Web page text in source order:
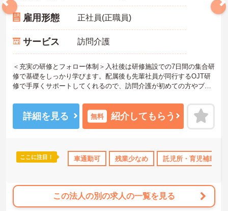
ンクOK 資格取得サポート 研修制度あり 産休･育休･介護休暇
雇用形態 正社員(正職員)
サービス 訪問介護
＜充実の研修とフォロー体制＞入社後は研修施設での7日間の集合研
修で基礎をしっかり学びます。配属後も先輩社員が同行するOJT研
修で手厚くサポートしてくれるので、訪問介護が初めての方やブラ
プ研修もあり、日々の業務で生まれた不安や悩みを解消しながら、
着実に成長していける職場です。
＜幅広い世代が在籍♪＞若手から60代のベテランまで、幅広い年齢層
や年間公休110日に加え、有給休暇も取得しやすい体制が整ってお
り、プライベートも大切にしながらメリハリをつけて働けます。
詳細を見る 無料 紹介してもらう
ここに注目！ 車通勤可 残業少なめ 託児所・育児補助
この法人の別の求人の一覧を見る